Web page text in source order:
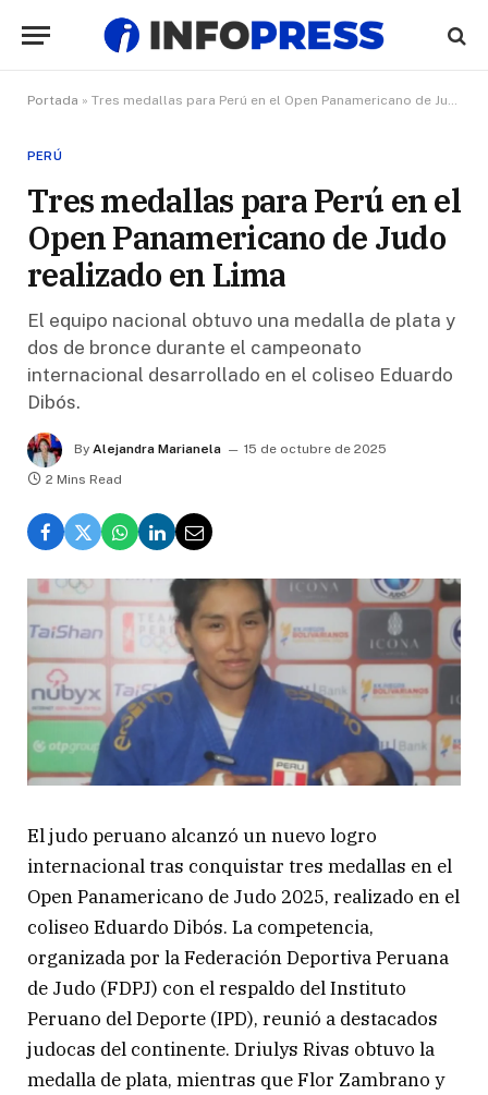
Portada » Tres medallas para Perú en el Open Panamericano de Judo realizado en Lima
PERÚ
Tres medallas para Perú en el
Open Panamericano de Judo
realizado en Lima
El equipo nacional obtuvo una medalla de plata y
dos de bronce durante el campeonato
internacional desarrollado en el coliseo Eduardo
Dibós.
By Alejandra Marianela
15 de octubre de 2025
2 Mins Read
El judo peruano alcanzó un nuevo logro
internacional tras conquistar tres medallas en el
Open Panamericano de Judo 2025, realizado en el
coliseo Eduardo Dibós. La competencia,
organizada por la Federación Deportiva Peruana
de Judo (FDPJ) con el respaldo del Instituto
Peruano del Deporte (IPD), reunió a destacados
judocas del continente. Driulys Rivas obtuvo la
medalla de plata, mientras que Flor Zambrano y